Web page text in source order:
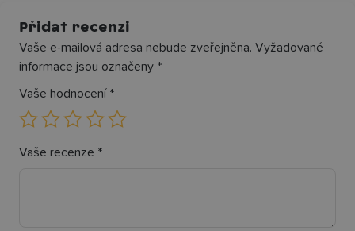
Přidat recenzi
Vaše e-mailová adresa nebude zveřejněna. Vyžadované
informace jsou označeny *
Vaše hodnocení *
Vaše recenze *